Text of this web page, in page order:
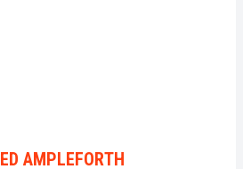
AMPLEFORTH